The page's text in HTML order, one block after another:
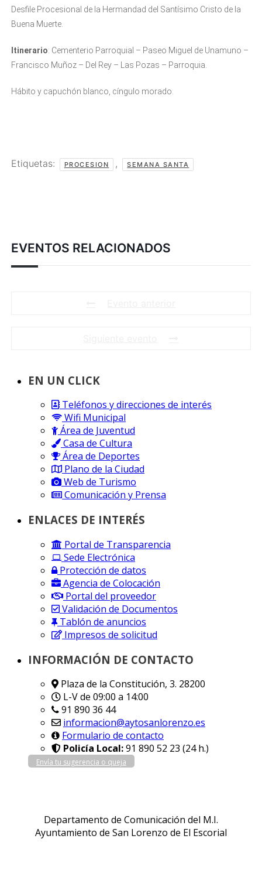
Desfile Procesional de la Hermandad del Santísimo Cristo de la
Buena Muerte.
Itinerario: Cementerio Parroquial – Paseo Miguel de Unamuno –
Francisco Muñoz – Del Rey – Las Pozas – Parroquia.
Hábito y capuchón blanco, cíngulo morado.
Etiquetas: PROCESION , SEMANA SANTA
EVENTOS RELACIONADOS
EN UN CLICK
Teléfonos y direcciones de interés
Wifi Municipal
Área de Juventud
Casa de Cultura
Área de Deportes
Plano de la Ciudad
Web de Turismo
Comunicación y Prensa
ENLACES DE INTERÉS
Portal de Transparencia
Sede Electrónica
Protección de datos
Agencia de Colocación
Portal del proveedor
Validación de Documentos
Tablón de anuncios
Impresos de solicitud
INFORMACIÓN DE CONTACTO
Plaza de la Constitución, 3. 28200
L-V de 09:00 a 14:00
91 890 36 44
informacion@aytosanlorenzo.es
Formulario de contacto
Policía Local:91 890 52 23 (24 h.)
Envía tu sugerencia o queja
Departamento de Comunicación del M.I.
Ayuntamiento de San Lorenzo de El Escorial